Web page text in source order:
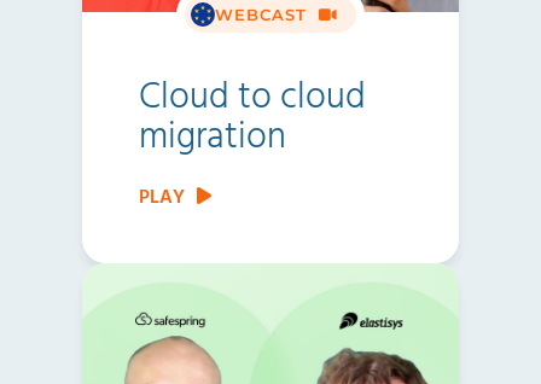
WEBCAST
Cloud to cloud
migration
PLAY